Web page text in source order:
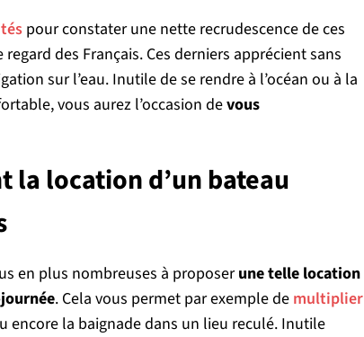
pour constater une nette recrudescence de ces
des Français. Ces derniers apprécient sans
sur l’eau. Inutile de se rendre à l’océan ou à la
vous aurez l’occasion devous
la location d’un bateau
en plus nombreuses à proposerune telle location
. Cela vous permet par exemple de multiplier
encore la baignade dans un lieu reculé. Inutile